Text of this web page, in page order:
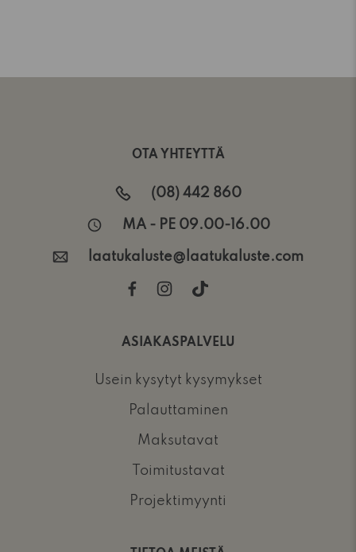
OTA YHTEYTTÄ
(08) 442 860
MA - PE 09.00-16.00
laatukaluste@laatukaluste.com
ASIAKASPALVELU
Usein kysytyt kysymykset
Palauttaminen
Maksutavat
Toimitustavat
Projektimyynti